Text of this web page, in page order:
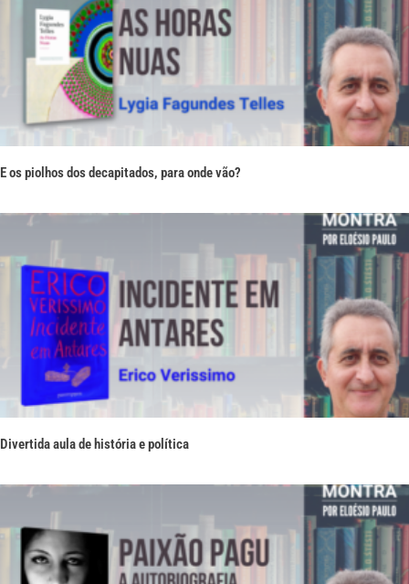
E os piolhos dos decapitados, para onde vão?
Divertida aula de história e política